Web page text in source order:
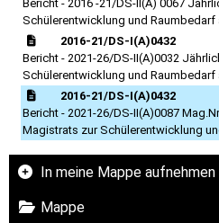
Bericht - 2016 -21/DS-II(A) 0067
Schülerentwicklung und Raumbedarf
2016-21/DS-I(A)0432
Bericht - 2021-26/DS-II(A)0032
Schülerentwicklung und Raumbedarf
2016-21/DS-I(A)0432
Bericht - 2021-26/DS-II(A)0087
Magistrats zur Schülerentwicklung
In meine Mappe aufnehmen
Mappe